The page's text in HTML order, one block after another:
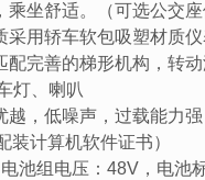
坐舒适。（可选公交座
用轿车软包吸塑材质仪
完善的梯形机构，转
灯、喇叭
，低噪声，过载能力
计算机软件证书）
池组电压：48V，电池